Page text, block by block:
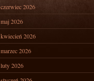
czerwiec 2026
maj 2026
kwiecień 2026
marzec 2026
luty 2026